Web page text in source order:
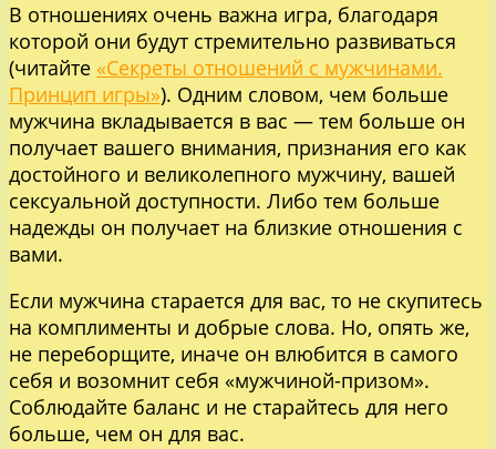
В отношениях очень важна игра, благодаря
которой они будут стремительно развиваться
(читайте «Секреты отношений с мужчинами.
Принцип игры»). Одним словом, чем больше
мужчина вкладывается в вас — тем больше он
получает вашего внимания, признания его как
достойного и великолепного мужчину, вашей
сексуальной доступности. Либо тем больше
надежды он получает на близкие отношения с
вами.
Если мужчина старается для вас, то не скупитесь
на комплименты и добрые слова. Но, опять же,
не переборщите, иначе он влюбится в самого
себя и возомнит себя «мужчиной-призом».
Соблюдайте баланс и не старайтесь для него
больше, чем он для вас.